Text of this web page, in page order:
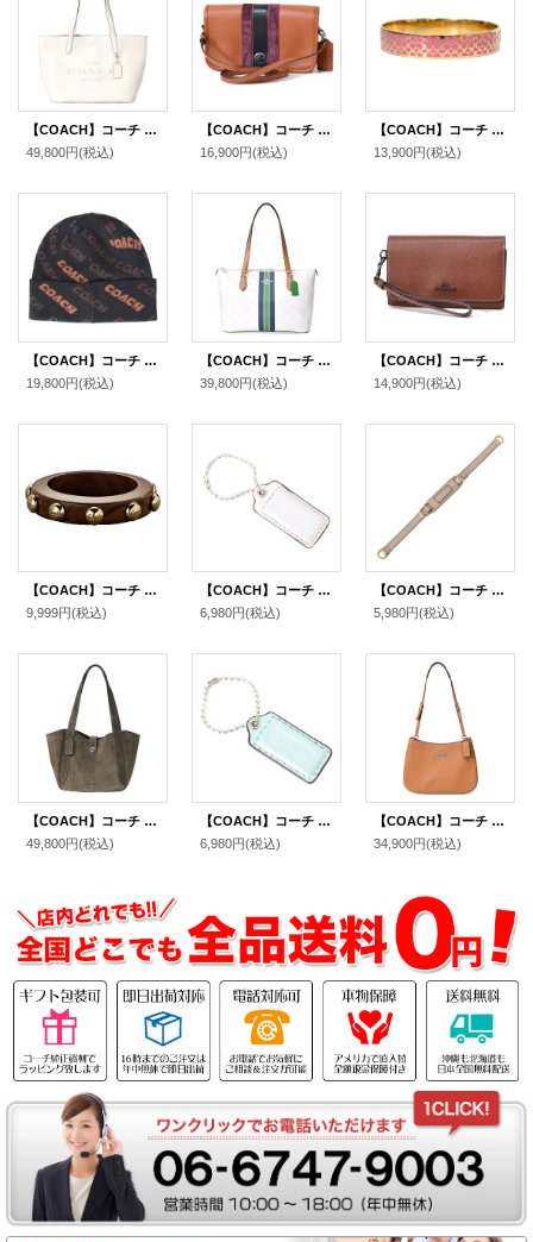
【COACH】コーチ ぺブルレザー キャメロン トート ロゴ トートバッグ チャーク〔日本未発売〕
49,800円(税込)
【COACH】コーチ ターンロック レザー スエード ストライプ ペニー クロスボディー ショルダー 斜め掛けバッグ サドル×オックスブラッド（日本未発売）
16,900円(税込)
【COACH】コーチ シグネチャー ブレスレット バングル ゴールド×ピンク〔日本未発売〕【訳あり】
13,900円(税込)
【COACH】コーチ ウール テキスト ロゴ ニット ビーニー キャップ 帽子 ブラック×サドル（日本未発売）
19,800円(税込)
【COACH】コーチ バッグ コーティングキャンパス レザー シグネチャー ギャラリー ストライプ ジップトートバッグ チャークマルチ〔日本未発売〕
39,800円(税込)
【COACH】コーチ レザー クラッチ リストレット 2WAY バッグ ダークサドル（日本未発売）
14,900円(税込)
【COACH】コーチ ウッド グロメット バングル 〔日本未発売〕
9,999円(税込)
【COACH】コーチ パテントレザー ハングタグ ロゴ チャーム キーホルダー チャーク【訳あり】（日本未発売）
6,980円(税込)
【COACH】コーチ レザー ショルダー ストラップ グレー（日本未発売）
5,980円(税込)
【COACH】コーチ バッグ スエード レザー ターンロック ハドリー ロゴ トートバッグ アーミーグリーン〔日本未発売〕
49,800円(税込)
【COACH】コーチ レザー ハングタグ ロゴ チャーム キーホルダー スカイブルー（日本未発売）
6,980円(税込)
【COACH】コーチ スムースレザー ペネロペ ロゴ ショルダー ハンドバッグ ライトサドル(日本未発売）
34,900円(税込)